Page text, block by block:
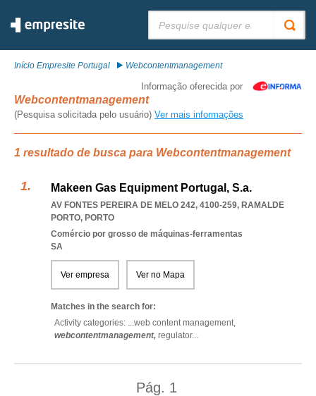
Início Empresite Portugal Webcontentmanagement
Informação oferecida por
Webcontentmanagement
(Pesquisa solicitada pelo usuário) Ver mais informações
1 resultado de busca para Webcontentmanagement
Makeen Gas Equipment Portugal, S.a.
AV FONTES PEREIRA DE MELO 242, 4100-259, RAMALDE
PORTO, PORTO
Comércio por grosso de máquinas-ferramentas
SA
Ver empresa Ver no Mapa
Matches in the search for:
Activity categories: ...web content management,
webcontentmanagement, regulator...
Pág. 1